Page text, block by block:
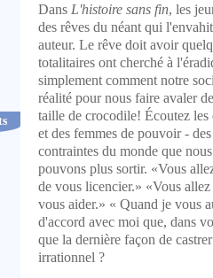
Dans L'histoire sans fin, les
des rêves du néant qui
auteur. Le rêve doit avoir
totalitaires ont cherché à
simplement comment notre
réalité pour nous faire avaler
taille de crocodile! Écoutez
et des femmes de pouvoir -
contraintes du monde que
pouvons plus sortir. «Vous
de vous licencier.» «Vous
vous aider.» « Quand je vous
d'accord avec moi que, dans
que la dernière façon de
irrationnel ?